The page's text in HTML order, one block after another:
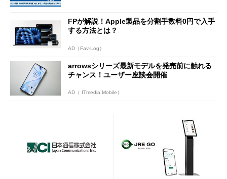
FPが解説！Apple製品を分割手数料0円で入手
する方法とは？
AD（Fav-Log）
arrowsシリーズ最新モデルを発売前に触れる
チャンス！ユーザー座談会開催
AD（ ITmedia Mobile）